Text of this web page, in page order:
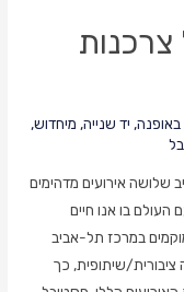
צרכנות
באופנה, יד שנייה, מיחדוש,
בתל-אביב שלושה אירועים מדהימים
העולם בו אנו חיים
במרכז תל-אביב
שיתופית, כך